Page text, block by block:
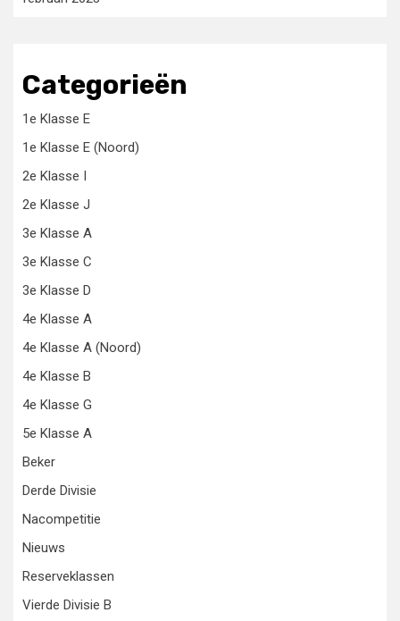
Categorieën
1e Klasse E
1e Klasse E (Noord)
2e Klasse I
2e Klasse J
3e Klasse A
3e Klasse C
3e Klasse D
4e Klasse A
4e Klasse A (Noord)
4e Klasse B
4e Klasse G
5e Klasse A
Beker
Derde Divisie
Nacompetitie
Nieuws
Reserveklassen
Vierde Divisie B